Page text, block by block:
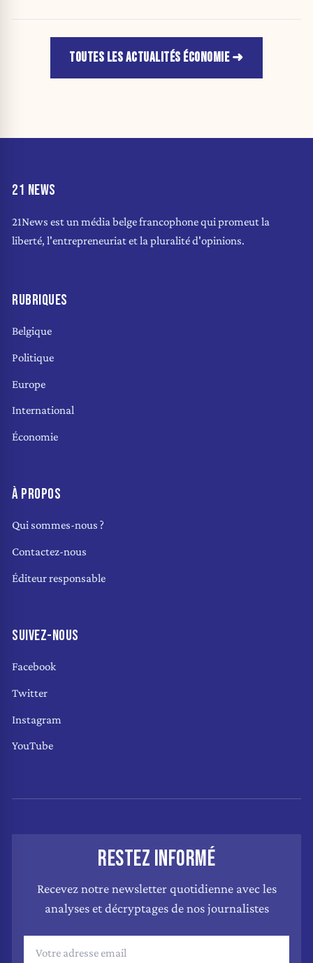
TOUTES LES ACTUALITÉS ÉCONOMIE
21 NEWS
21News est un média belge francophone qui promeut la
liberté, l'entrepreneuriat et la pluralité d'opinions.
RUBRIQUES
Belgique
Politique
Europe
International
Économie
À PROPOS
Qui sommes-nous ?
Contactez-nous
Éditeur responsable
SUIVEZ-NOUS
Facebook
Twitter
Instagram
YouTube
RESTEZ INFORMÉ
Recevez notre newsletter quotidienne avec les
analyses et décryptages de nos journalistes